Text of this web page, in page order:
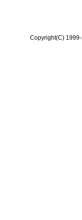
Copyright(C)